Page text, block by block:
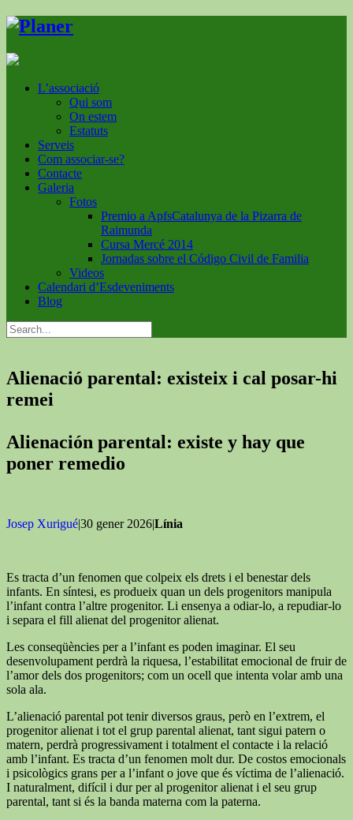
L’associació
Qui som
On estem
Estatuts
Serveis
Com associar-se?
Contacte
Galeria
Fotos
Premio a ApfsCatalunya de la Pizarra de
Raimunda
Cursa Mercé 2014
Jornadas sobre el Código Civil de Familia
Videos
Calendari d’Esdeveniments
Blog
Alienació parental: existeix i cal posar-hi
remei
Alienación parental: existe y hay que
poner remedio
Josep Xurigué|30 gener 2026|Línia
Es tracta d’un fenomen que colpeix els drets i el benestar dels
infants. En síntesi, es produeix quan un dels progenitors manipula
l’infant contra l’altre progenitor. Li ensenya a odiar-lo, a repudiar-lo
i separa el fill alienat del progenitor alienat.
Les conseqüències per a l’infant es poden imaginar. El seu
desenvolupament perdrà la riquesa, l’estabilitat emocional de fruir de
l’amor dels dos progenitors; com un ocell que intenta volar amb una
sola ala.
L’alienació parental pot tenir diversos graus, però en l’extrem, el
progenitor alienat i tot el grup parental alienat, tant sigui patern o
matern, perdrà progressivament i totalment el contacte i la relació
amb l’infant. Es tracta d’un fenomen molt dur. De costos emocionals
i psicològics grans per a l’infant o jove que és víctima de l’alienació.
I naturalment, difícil i dur per al progenitor alienat i el seu grup
parental, tant si és la banda materna com la paterna.